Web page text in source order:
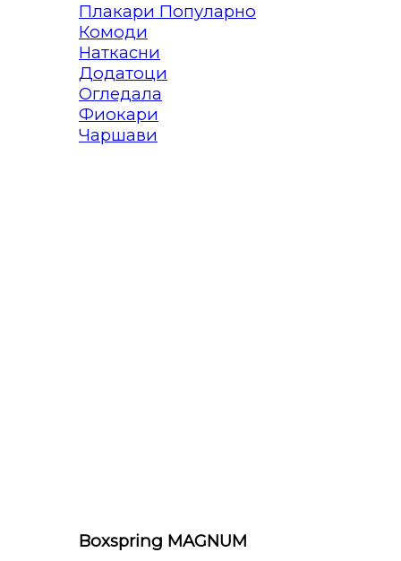
Плакари
Комоди
Наткасни
Додатоци
Огледала
Фиокари
Чаршави
Boxspring MAGNUM